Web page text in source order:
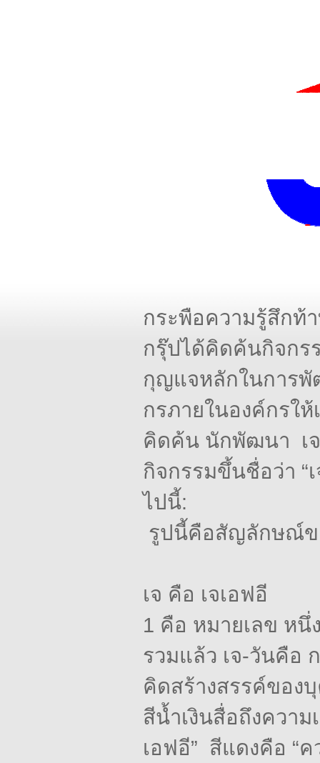
กระพือความรู้สึกท้
กรุ๊ปได้คิดค้นกิจกร
กุญแจหลักในการ
กรภายในองค์กรใ
คิดค้น นักพัฒนา
เ
กิจกรรมขึ้นชื่อว่า “
ไปนี้:
รูปนี้คือสัญลักษณ์ข
เจ คือ เจเอฟอี
1 คือ หมายเลข หนึ่
รวมแล้ว เจ-วันคือ
คิดสร้างสรรค์ของ
สีน้ำเงินสื่อถึงควา
เอฟอี” สีแดงคือ “